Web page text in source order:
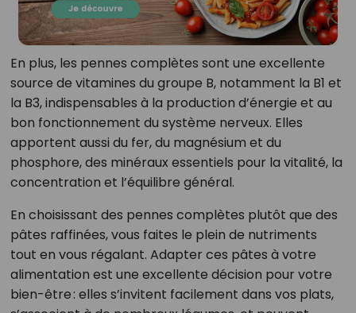
En plus, les pennes complètes sont une excellente
source de vitamines du groupe B, notamment la B1 et
la B3, indispensables à la production d’énergie et au
bon fonctionnement du système nerveux. Elles
apportent aussi du fer, du magnésium et du
phosphore, des minéraux essentiels pour la vitalité, la
concentration et l’équilibre général.
En choisissant des pennes complètes plutôt que des
pâtes raffinées, vous faites le plein de nutriments
tout en vous régalant. Adapter ces pâtes à votre
alimentation est une excellente décision pour votre
bien-être : elles s’invitent facilement dans vos plats,